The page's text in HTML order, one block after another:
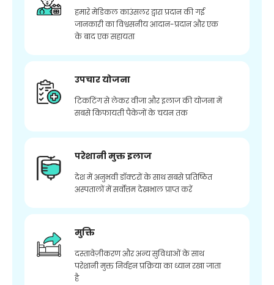
हमारे मेडिकल काउंसलर द्वारा प्रदान की गई
जानकारी का विश्वसनीय आदान-प्रदान और एक
के बाद एक सहायता
उपचार योजना
टिकटिंग से लेकर वीजा और इलाज की योजना में
सबसे किफायती पैकेजों के चयन तक
परेशानी मुक्त इलाज
देश में अनुभवी डॉक्टरों के साथ सबसे प्रतिष्ठित
अस्पतालों में सर्वोत्तम देखभाल प्राप्त करें
मुक्ति
दस्तावेज़ीकरण और अन्य सुविधाओं के साथ
परेशानी मुक्त निर्वहन प्रक्रिया का ध्यान रखा जाता
है